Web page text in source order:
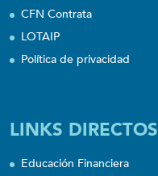
CFN Contrata
LOTAIP
Política de privacidad
LINKS DIRECTOS
Educación Financiera